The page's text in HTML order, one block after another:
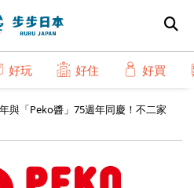
好玩 好住 好買
與「Peko醬」75週年同慶！不二家